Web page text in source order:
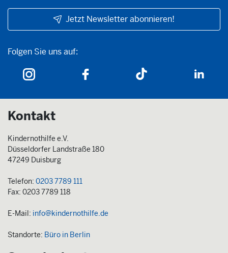
Jetzt Newsletter abonnieren!
Folgen Sie uns auf:
Folgen Sie uns auf:
Kontakt
Kindernothilfe e.V.
Düsseldorfer Landstraße 180
47249 Duisburg
Telefon: 0203 7789 111
Fax: 0203 7789 118
E-Mail: info@kindernothilfe.de
Standorte: Büro in Berlin